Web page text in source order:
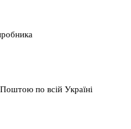
по всій Україні